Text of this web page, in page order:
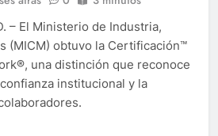
– El Ministerio de Industria,
(MICM) obtuvo la Certificación™️
una distinción que reconoce
institucional y la